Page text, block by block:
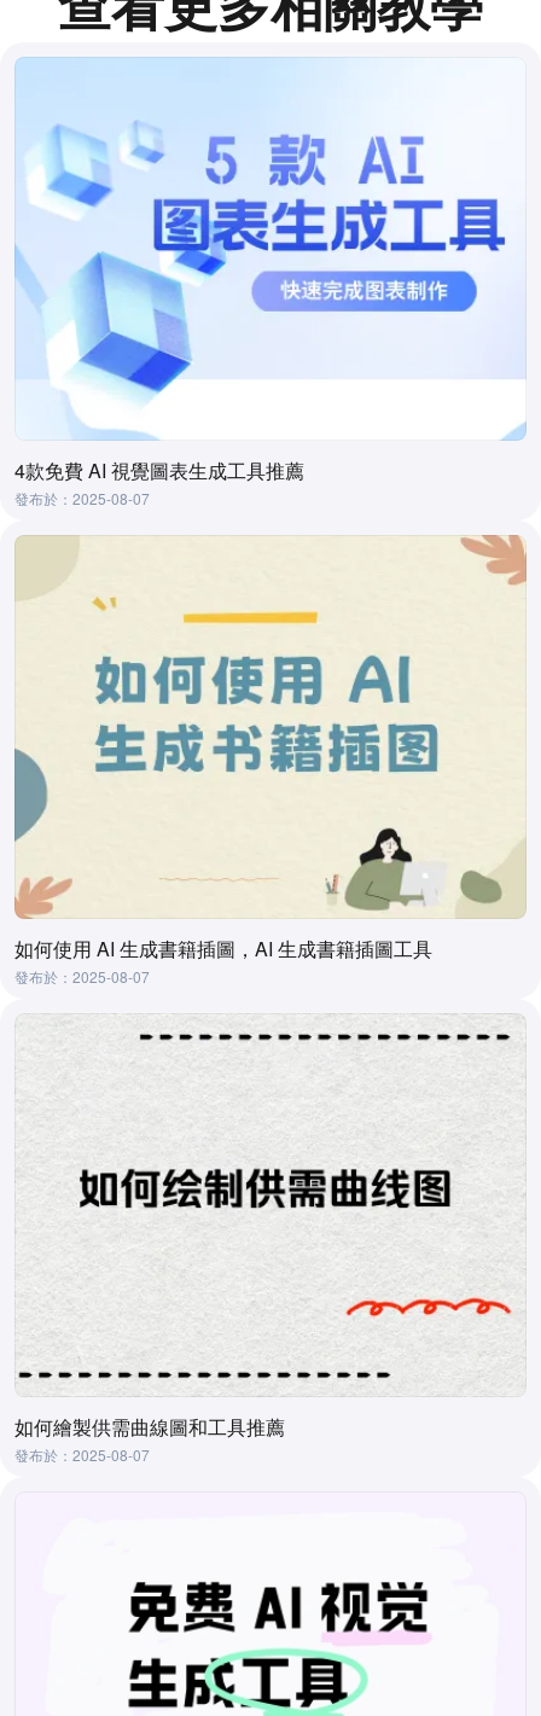
4款免費 AI 視覺圖表生成工具推薦
發布於：2025-08-07
如何使用 AI 生成書籍插圖，AI 生成書籍插圖工具
發布於：2025-08-07
如何繪製供需曲線圖和工具推薦
發布於：2025-08-07